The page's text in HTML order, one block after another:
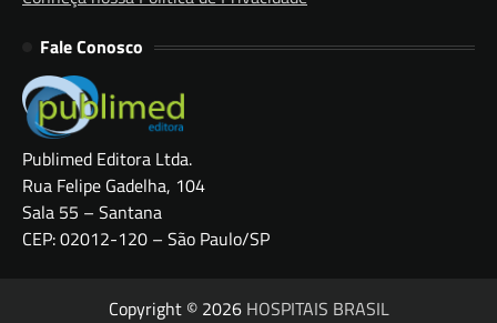
Fale Conosco
Publimed Editora Ltda.
Rua Felipe Gadelha, 104
Sala 55 – Santana
CEP: 02012-120 – São Paulo/SP
Copyright © 2026 HOSPITAIS BRASIL